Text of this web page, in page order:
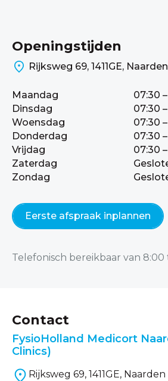
Openingstijden
Rijksweg 69, 1411GE, Naarden
Maandag
Dinsdag
Woensdag
Donderdag
Vrijdag
Zaterdag
Zondag
07:30
07:30
07:30
07:30
07:30
Eerste afspraak inplannen
Telefonisch bereikbaar van 8:00
Contact
FysioHolland Medicort
Clinics)
Rijksweg 69, 1411GE, Naarden